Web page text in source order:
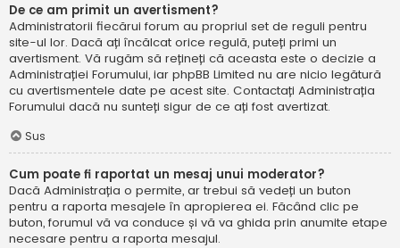
De ce am primit un avertisment?
Administratorii fiecărui forum au propriul set de reguli pentru
site-ul lor. Dacă ați încălcat orice regulă, puteți primi un
avertisment. Vă rugăm să rețineți că aceasta este o decizie a
Administrației Forumului, iar phpBB Limited nu are nicio legătură
cu avertismentele date pe acest site. Contactați Administrația
Forumului dacă nu sunteți sigur de ce ați fost avertizat.
Sus
Cum poate fi raportat un mesaj unui moderator?
Dacă Administrația o permite, ar trebui să vedeți un buton
pentru a raporta mesajele în apropierea ei. Făcând clic pe
buton, forumul vă va conduce și vă va ghida prin anumite etape
necesare pentru a raporta mesajul.